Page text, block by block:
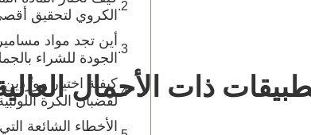
ذات الأحمال
الكروي لتحقيق
أين تجد مواد
الجودة للشراء
كيفية اختيار
لقضبان الكرة
الأخطاء الشائعة